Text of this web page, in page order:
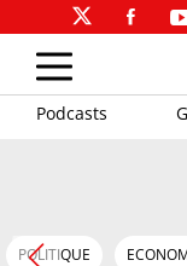
Podcasts
POLITIQUE